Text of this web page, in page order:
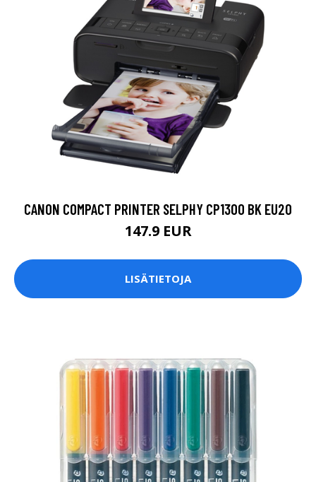
CANON COMPACT PRINTER SELPHY CP1300 BK EU20
147.9 EUR
LISÄTIETOJA